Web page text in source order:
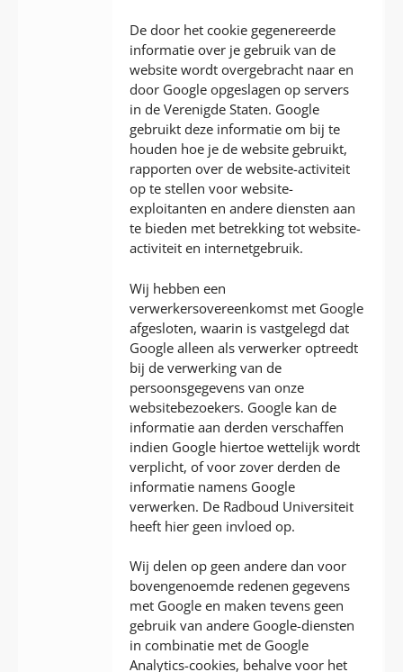
De door het cookie gegenereerde
informatie over je gebruik van de
website wordt overgebracht naar en
door Google opgeslagen op servers
in de Verenigde Staten. Google
gebruikt deze informatie om bij te
houden hoe je de website gebruikt,
rapporten over de website-activiteit
op te stellen voor website-
exploitanten en andere diensten aan
te bieden met betrekking tot website-
activiteit en internetgebruik.
Wij hebben een
verwerkersovereenkomst met Google
afgesloten, waarin is vastgelegd dat
Google alleen als verwerker optreedt
bij de verwerking van de
persoonsgegevens van onze
websitebezoekers. Google kan de
informatie aan derden verschaffen
indien Google hiertoe wettelijk wordt
verplicht, of voor zover derden de
informatie namens Google
verwerken. De Radboud Universiteit
heeft hier geen invloed op.
Wij delen op geen andere dan voor
bovengenoemde redenen gegevens
met Google en maken tevens geen
gebruik van andere Google-diensten
in combinatie met de Google
Analytics-cookies, behalve voor het